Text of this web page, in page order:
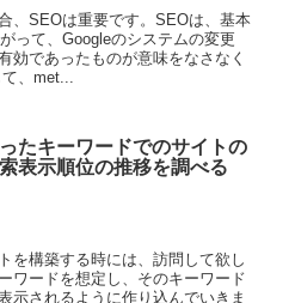
、SEOは重要です。SEOは、基本
って、Googleのシステムの変更
効であったものが意味をなさなく
、met...
たキーワードでのサイトの
表示順位の推移を調べる
を構築する時には、訪問して欲し
ワードを想定し、そのキーワード
示されるように作り込んでいきま